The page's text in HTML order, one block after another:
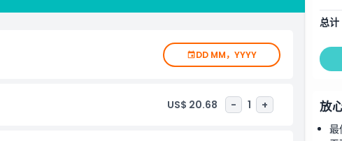
DD MM，YYYY
US$ 20.68 - 1 +
总计
放
最